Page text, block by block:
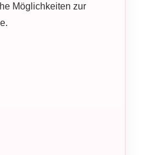
Möglichkeiten zur